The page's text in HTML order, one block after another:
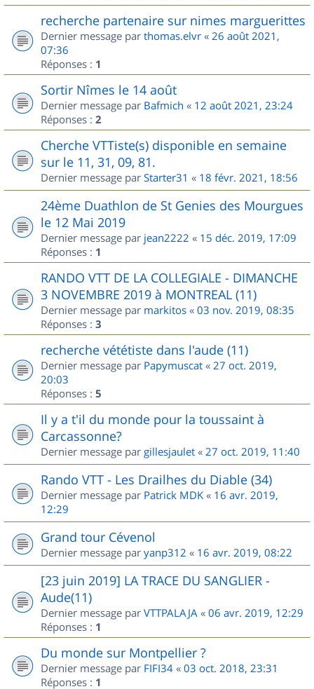
recherche partenaire sur nimes marguerittes
Dernier message par thomas.elvr « 26 août 2021,
07:36
Réponses : 1
Sortir Nîmes le 14 août
Dernier message par Bafmich « 12 août 2021, 23:24
Réponses : 2
Cherche VTTiste(s) disponible en semaine
sur le 11, 31, 09, 81.
Dernier message par Starter31 « 18 févr. 2021, 18:56
24ème Duathlon de St Genies des Mourgues
le 12 Mai 2019
Dernier message par jean2222 « 15 déc. 2019, 17:09
Réponses : 1
RANDO VTT DE LA COLLEGIALE - DIMANCHE
3 NOVEMBRE 2019 à MONTREAL (11)
Dernier message par markitos « 03 nov. 2019, 08:35
Réponses : 3
recherche vététiste dans l'aude (11)
Dernier message par Papymuscat « 27 oct. 2019,
20:03
Réponses : 5
Il y a t'il du monde pour la toussaint à
Carcassonne?
Dernier message par gillesjaulet « 27 oct. 2019, 11:40
Rando VTT - Les Drailhes du Diable (34)
Dernier message par Patrick MDK « 16 avr. 2019,
12:29
Grand tour Cévenol
Dernier message par yanp312 « 16 avr. 2019, 08:22
[23 juin 2019] LA TRACE DU SANGLIER -
Aude(11)
Dernier message par VTTPALAJA « 06 avr. 2019, 12:29
Réponses : 1
Du monde sur Montpellier ?
Dernier message par FIFI34 « 03 oct. 2018, 23:31
Réponses : 1